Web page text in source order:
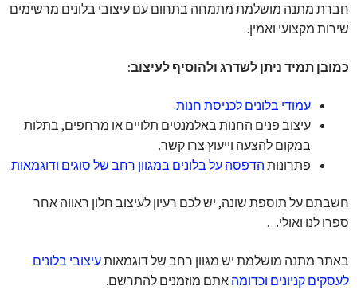
חברת מתנה מושלמת מתמחה בתחום עם עיצובי בלונים מרשימים
שירות מקצועי ואמין.
כמובן תמיד ניתן לשדרג ולהוסיף לעיצוב:
עמודי בלונים לכניסת חנות.
עיצוב פנים החנות באלמנטים תלויים או מרחפים, בתלות
במקום להצעה וייעוץ צרו קשר.
פתרונות הדפסה על בלונים במגוון רחב של סוגים ודוגמאות.
חשבתם על תוספת שונה, יש לכם רעיון לעיצוב חלון ראווה אחר
ספרו לנו ואולי…
באתר מתנה מושלמת יש מגוון רחב של דוגמאותעיצובי בלונים
לעסקים קניונים וכדומה אתם מוזמנים להתרשם.